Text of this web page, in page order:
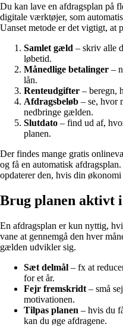
Du kan lave en afdragsplan på
digitale værktøjer, som
Uanset metode er det vigtigt, at
Samlet gæld – skriv alle
løbetid.
Månedlige betalinger –
lån.
Renteudgifter – beregn,
Afdragsbeløb – se, hvor
nedbringe gælden.
Slutdato – find ud af,
planen.
Der findes mange gratis
og få en automatisk
opdaterer den, hvis din
Brug planen aktivt
En afdragsplan er kun nyttig,
vane at gennemgå den hver
gælden udvikler sig.
Sæt delmål – fx at
for et år.
Fejr fremskridt – små
motivationen.
Tilpas planen – hvis du
kan du øge afdragene.